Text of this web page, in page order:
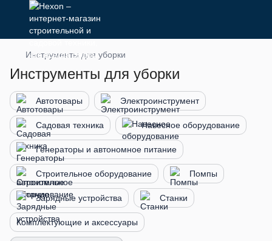
Инструменты для уборки
Инструменты для уборки
Автотовары Электроинструмент
Садовая техника Навесное оборудование
Генераторы и автономное питание
Строительное оборудование Помпы
Зарядные устройства Станки
Комплектующие и аксессуары